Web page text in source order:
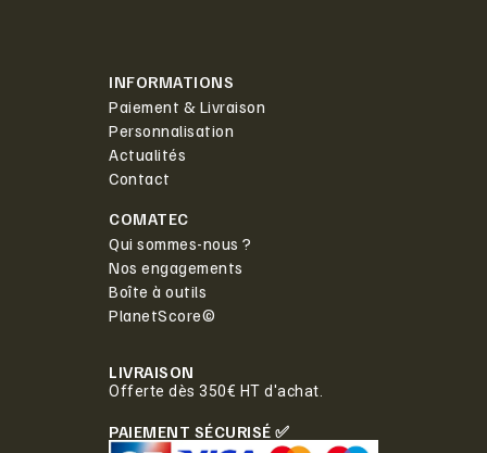
INFORMATIONS
Paiement & Livraison
Personnalisation
Actualités
Contact
COMATEC
Qui sommes-nous ?
Nos engagements
Boîte à outils
PlanetScore©
LIVRAISON
Offerte dès 350€ HT d'achat.
PAIEMENT SÉCURISÉ ✅